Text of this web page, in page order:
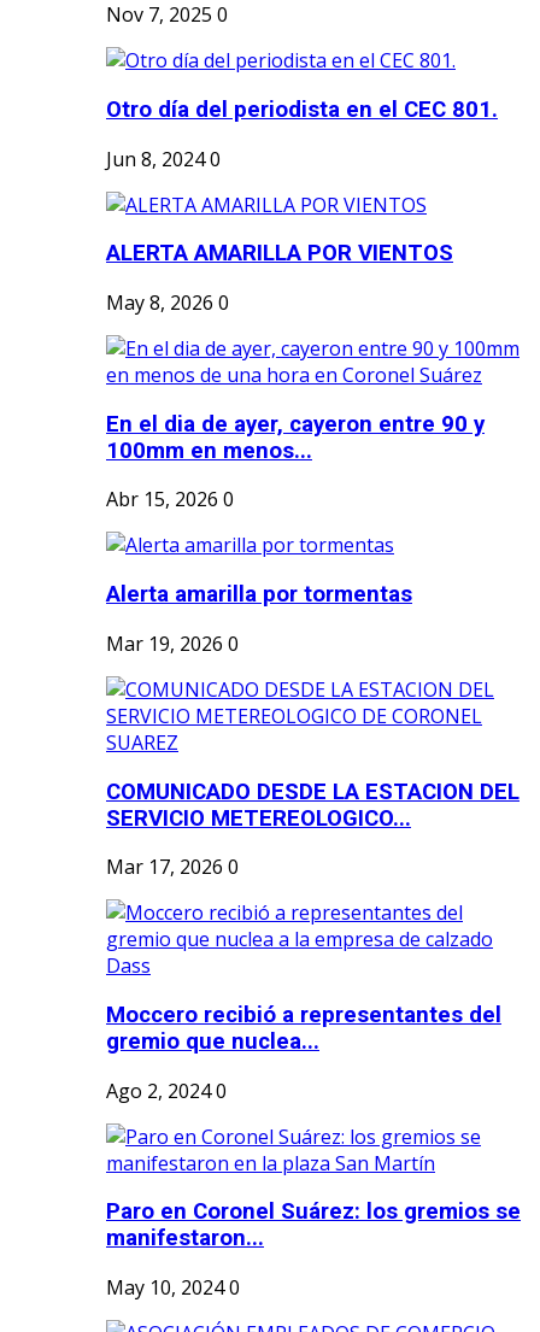
Nov 7, 2025 0
Otro día del periodista en el CEC 801.
Jun 8, 20240
ALERTA AMARILLA POR VIENTOS
May 8, 2026 0
En el dia de ayer, cayeron entre 90 y
100mm en menos...
Abr 15, 2026 0
Alerta amarilla por tormentas
Mar 19, 2026 0
COMUNICADO DESDE LA ESTACION DEL
SERVICIO METEREOLOGICO...
Mar 17, 2026 0
Moccero recibió a representantes del
gremio que nuclea...
Ago 2, 20240
Paro en Coronel Suárez: los gremios se
manifestaron...
May 10, 20240